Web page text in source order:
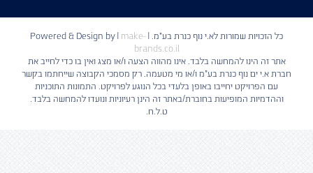
כל הזכויות שמורות לא.י נוף כנרת בע"מ. | Powered & Design by | make-
brands.co.il
אתר זה הינו להמחשה בלבד. אינו מהווה הצעה ו/או מצג ואין בו כדי לחייב את
חברת א.י ים נוף כנרת בע"מ ו/או מי מטעמה. רק מסמכי הקבוצה שייחתמו בקשר
עם הפרויקט יחייבו באופן בלעדי בכל הנוגע לפרויקט. התמונות התוכניות
וההדמיות המופיעות בחוברת/באתר זה הינן רעיוניות ונועדו להמחשה בלבד.
ט.ל.ח.